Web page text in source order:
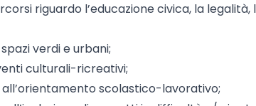
riguardo l’educazione civica, la legalità,
verdi e urbani;
culturali-ricreativi;
scolastico-lavorativo;